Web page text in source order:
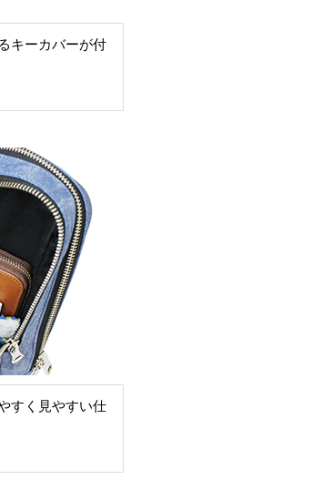
キーカバーが付
すく見やすい仕